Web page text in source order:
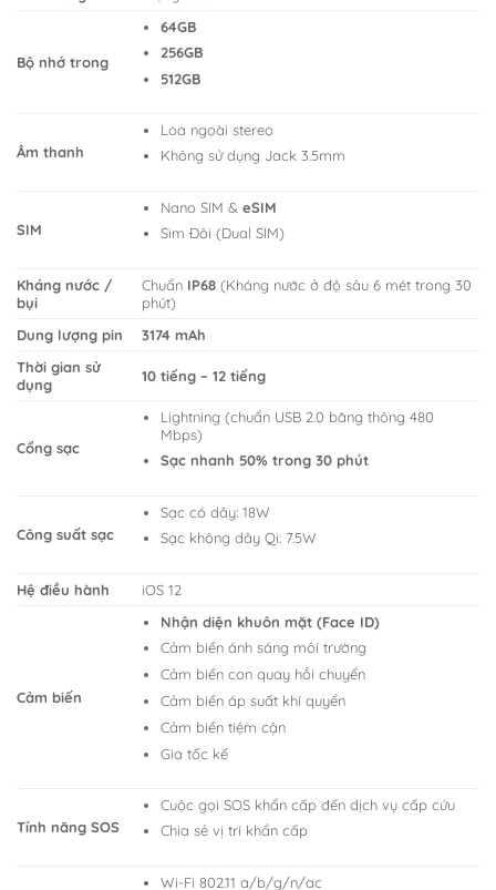
Bộ nhớ trong
64GB
256GB
512GB
Âm thanh
Loa ngoài stereo
Không sử dụng Jack 3.5mm
SIM
Nano SIM &eSIM
Sim Đôi (Dual SIM)
Kháng nước /
bụi
Chuẩn IP68(Kháng nước ở độ sâu 6 mét trong 30
phút)
Dung lượng pin
3174 mAh
Thời gian sử
dụng
10 tiếng – 12 tiếng
Cổng sạc
Lightning (chuẩn USB 2.0 băng thông 480
Mbps)
Sạc nhanh 50% trong 30 phút
Công suất sạc
Sạc có dây: 18W
Sạc không dây Qi: 7.5W
Hệ điều hành iOS 12
Cảm biến
Nhận diện khuôn mặt (Face ID)
Cảm biến ánh sáng môi trường
Cảm biến con quay hồi chuyển
Cảm biến áp suất khí quyển
Cảm biến tiệm cận
Gia tốc kế
Tính năng SOS
Cuộc gọi SOS khẩn cấp đến dịch vụ cấp cứu
Chia sẻ vị trí khẩn cấp
Wi-Fi 802.11 a/b/g/n/ac